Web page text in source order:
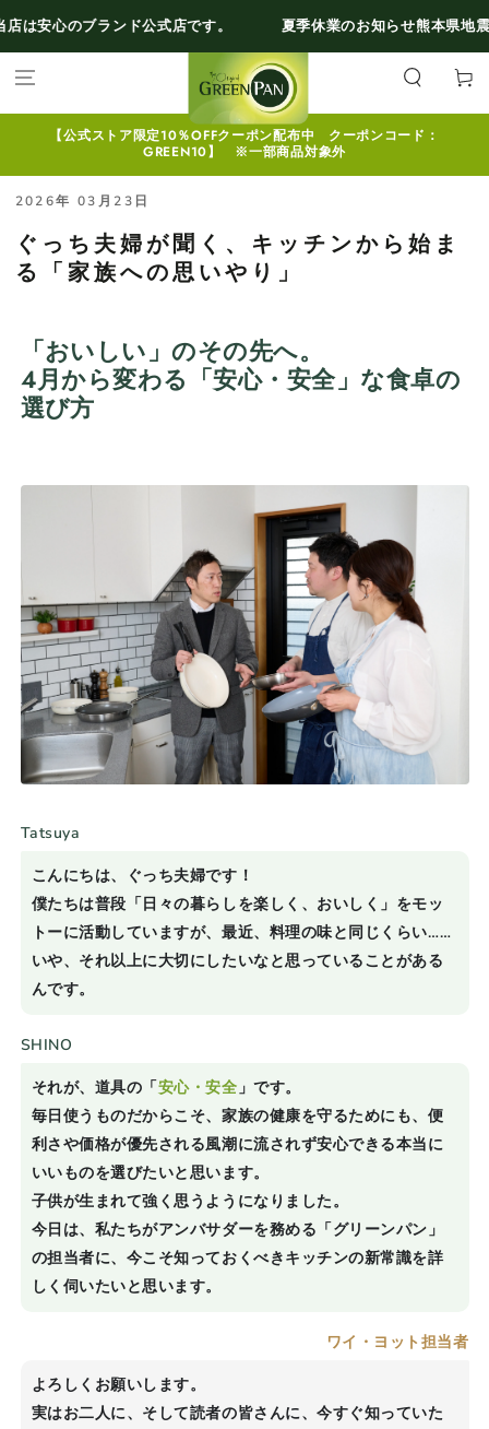
ップする
ブランド公式店です。 夏季休業のお知らせ熊本県地震の影響に
カ
ー
【公式ストア限定10％OFFクーポン配布中 クーポンコード：
GREEN10】 ※一部商品対象外
2026年 03月23日
ぐっち夫婦が聞く、キッチンから始ま
る「家族への思いやり」
「おいしい」のその先へ。
4月から変わる「安心・安全」な食卓の
選び方
Tatsuya
こんにちは、ぐっち夫婦です！
僕たちは普段「日々の暮らしを楽しく、おいしく」をモッ
トーに活動していますが、最近、料理の味と同じくらい……
いや、それ以上に大切にしたいなと思っていることがある
んです。
SHINO
それが、道具の「安心・安全 」です。
毎日使うものだからこそ、家族の健康を守るためにも、便
利さや価格が優先される風潮に流されず安心できる本当に
いいものを選びたいと思います。
子供が生まれて強く思うようになりました。
今日は、私たちがアンバサダーを務める「グリーンパン」
の担当者に、今こそ知っておくべきキッチンの新常識を詳
しく伺いたいと思います。
ワイ・ヨット担当者
よろしくお願いします。
実はお二人に、そして読者の皆さんに、今すぐ知っていた